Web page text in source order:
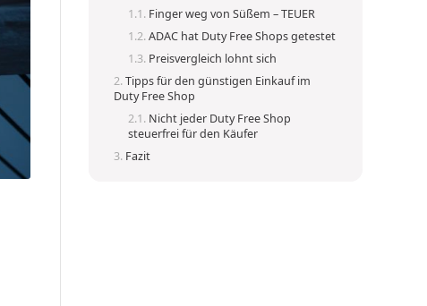
Finger weg von Süßem – TEUER
ADAC hat Duty Free Shops getestet
Preisvergleich lohnt sich
Tipps für den günstigen Einkauf im
Duty Free Shop
Nicht jeder Duty Free Shop
steuerfrei für den Käufer
Fazit